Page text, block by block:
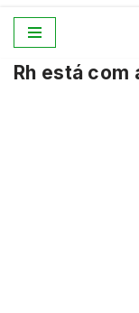
para
Rh está com